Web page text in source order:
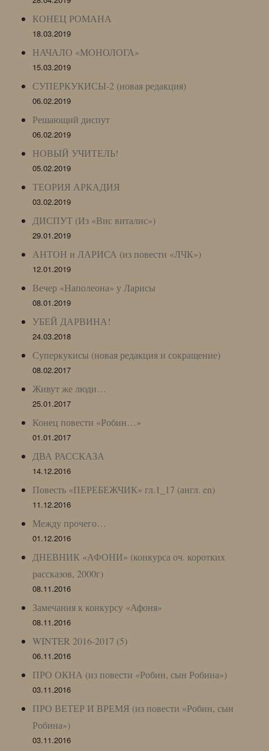
КОНЕЦ РОМАНА
18.03.2019
НАЧАЛО «МОНОЛОГА»
15.03.2019
СУПЕРКУКИСЫ-2 (новая редакция)
06.02.2019
Решающий диспут
06.02.2019
НОВЫЙ УЧИТЕЛЬ!
05.02.2019
ТЕОРИЯ АРКАДИЯ
03.02.2019
ДИСПУТ (Из «Вис виталис»)
29.01.2019
АНТОН и ЛАРИСА (из повести «ЛЧК»)
12.01.2019
Вечер «Наполеона» у Ларисы
08.01.2019
УБЕЙ ДАРВИНА!
24.03.2018
Суперкукисы (новая редакция и сокращение)
08.02.2017
Живут же люди…
25.01.2017
Конец повести «Робин…»
01.01.2017
ДВА РАССКАЗА
14.12.2016
Повесть «ПЕРЕБЕЖЧИК» гл.1_17 (англ. en)
11.12.2016
Между прочего…
01.12.2016
ДНЕВНИК «АФОНИ» (конкурса оч. коротких
рассказов, 2000г)
08.11.2016
Замечания к конкурсу «Афоня»
08.11.2016
WINTER 2016-2017 (5)
06.11.2016
ПРО ОКНА (из повести «Робин, сын Робина»)
03.11.2016
ПРО ВЕТЕР И ВРЕМЯ (из повести «Робин, сын
Робина»)
03.11.2016